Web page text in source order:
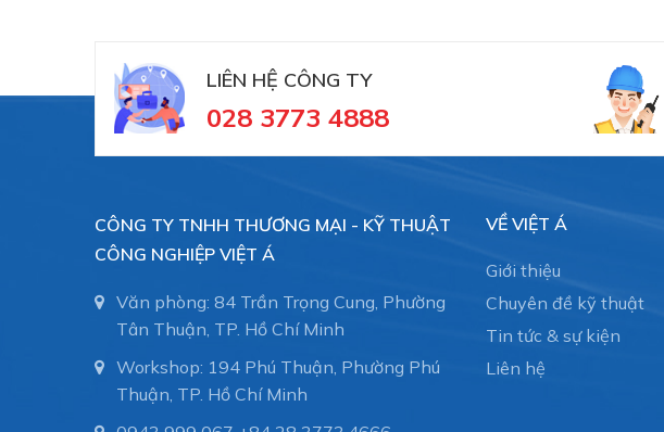
LIÊN HỆ CÔNG TY
028 3773 4888
CÔNG TY TNHH THƯƠNG MẠI - KỸ THUẬT
CÔNG NGHIỆP VIỆT Á
Văn phòng: 84 Trần Trọng Cung, Phường
Tân Thuận, TP. Hồ Chí Minh
Workshop: 194 Phú Thuận, Phường Phú
Thuận, TP. Hồ Chí Minh
VỀ VIỆT Á
Giới thiệu
Chuyên đề kỹ thuật
Tin tức & sự kiện
Liên hệ